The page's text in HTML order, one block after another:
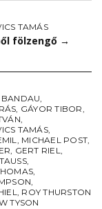
TAMÁS
fölzengő →
,
, GÁYOR TIBOR,
,
TAMÁS,
, MICHAEL POST,
, GERT RIEL,
,
,
,
, ROY THURSTON
TYSON